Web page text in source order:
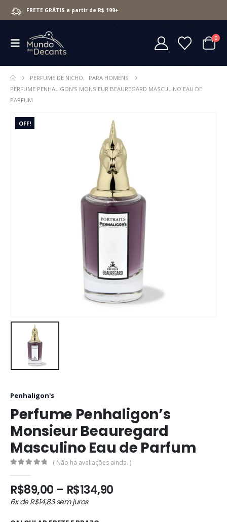
FRETE GRÁTIS a partir de R$ 199+
0
PERFUME DE NICHO,
PARA HOMENS
PERFUME PENHALIGON’S MONSIEUR BEAUREGARD MASCULINO EAU DE
PARFUM
OFF!
Penhaligon's
Perfume Penhaligon’s
Monsieur Beauregard
Masculino Eau de Parfum
( Não há avaliações ainda. )
R$89,00 – R$134,90
6x deR$14,83sem juros